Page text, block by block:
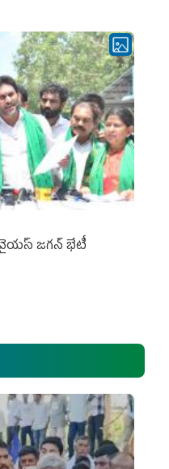
వైయస్ జగన్ భేటీ